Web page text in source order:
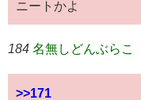
ニートかよ
184 名無しどんぶらこ
>>171